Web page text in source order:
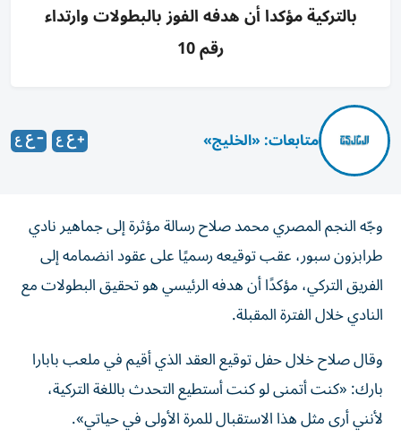
بالتركية مؤكدا أن هدفه الفوز بالبطولات وارتداء
رقم 10
متابعات: «الخليج»
وجّه النجم المصري محمد صلاح رسالة مؤثرة إلى جماهير نادي
طرابزون سبور، عقب توقيعه رسميًا على عقود انضمامه إلى
الفريق التركي، مؤكدًا أن هدفه الرئيسي هو تحقيق البطولات مع
النادي خلال الفترة المقبلة.
وقال صلاح خلال حفل توقيع العقد الذي أقيم في ملعب بابارا
بارك: «كنت أتمنى لو كنت أستطيع التحدث باللغة التركية،
لأنني أرى مثل هذا الاستقبال للمرة الأولى في حياتي».